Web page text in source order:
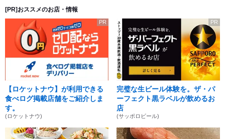
[PR]おススメのお店・情報
PR
【ロケットナウ】が利用できる
食べログ掲載店舗をご紹介しま
す。
(ロケットナウ)
PR
完璧な生ビール体験を。ザ・パ
ーフェクト黒ラベルが飲めるお
店
(サッポロビール)